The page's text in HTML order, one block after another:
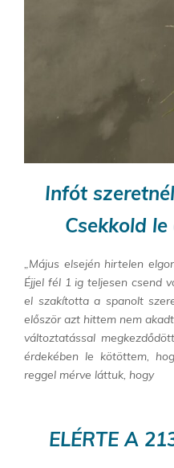
Infót
Csekkold
„Május elsején hirtelen
Éjjel fél 1 ig teljesen csend
el szakította a spanolt
először azt hittem nem
változtatással
érdekében le kötöttem,
reggel mérve láttuk, hogy
ELÉRTE A